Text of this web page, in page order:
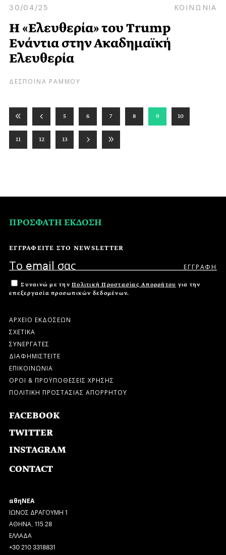
30/04/25 ΚΟΙΝΩΝΙΑ
H «Ελευθερία» του Trump
Ενάντια στην Ακαδημαϊκή
Ελευθερία
ΔΕΣΠΟΙΝΑ ΡΑΜΜΟΥ
5 6 7 8 9 10
11 12 13
ΠΡΟΣΦΑΤΗ ΕΚΔΟΣΗ
ΕΓΓΡΑΦΕΙΤΕ ΣΤΟ NEWSLETTER
Συναινώ με την Πολιτική Προστασίας Απορρήτου για την
επεξεργασία προσωπικών δεδομένων.
ΑΡΧΕΙΟ ΕΚΔΟΣΕΩΝ
ΣΧΕΤΙΚΑ
ΣΥΝΕΡΓΑΤΕΣ
ΔΙΑΦΗΜΙΣΤΕΙΤΕ
ΕΠΙΚΟΙΝΩΝΙΑ
ΟΡΟΙ & ΠΡΟΫΠΟΘΕΣΕΙΣ ΧΡΗΣΗΣ
ΠΟΛΙΤΙΚΗ ΠΡΟΣΤΑΣΙΑΣ ΑΠΟΡΡΗΤΟΥ
FACEBOOK
TWITTER
INSTAGRAM
CONTACT
αθηΝΕΑ
ΙΩΝΟΣ ΔΡΑΓΟΥΜΗ 1
ΑΘΗΝΑ, 115 28
ΕΛΛΑΔΑ
+30 210 3318831